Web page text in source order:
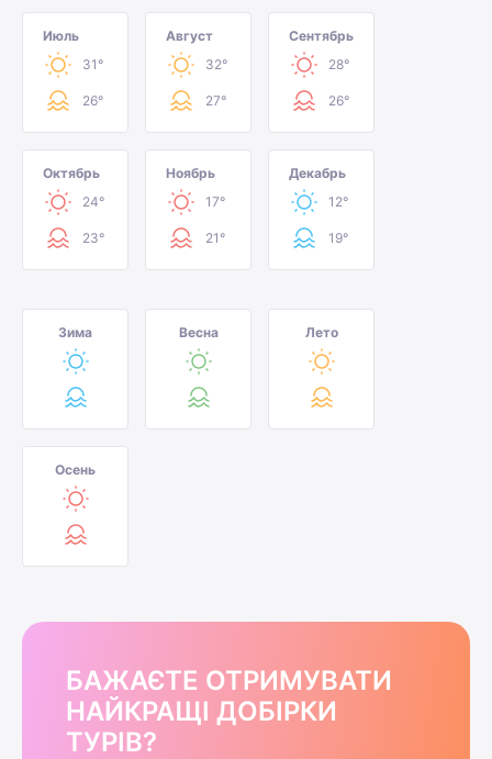
Июль
31°
26°
Август
32°
27°
Сентябрь
28°
26°
Октябрь
24°
23°
Ноябрь
17°
21°
Декабрь
12°
19°
Зима Весна Лето
Осень
БАЖАЄТЕ ОТРИМУВАТИ
НАЙКРАЩІ ДОБІРКИ
ТУРІВ?